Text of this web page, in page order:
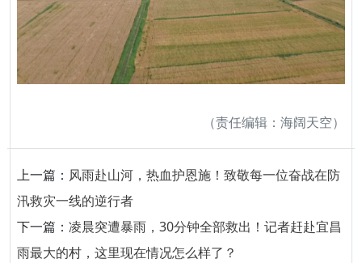
（责任编辑：海阔天空）
上一篇： 风雨赴山河，热血护恩施！致敬每一位奋战在防
汛救灾一线的逆行者
下一篇： 凌晨突遭暴雨，30分钟全部救出！记者赶赴宜昌
雨最大的村，这里现在情况怎么样了？